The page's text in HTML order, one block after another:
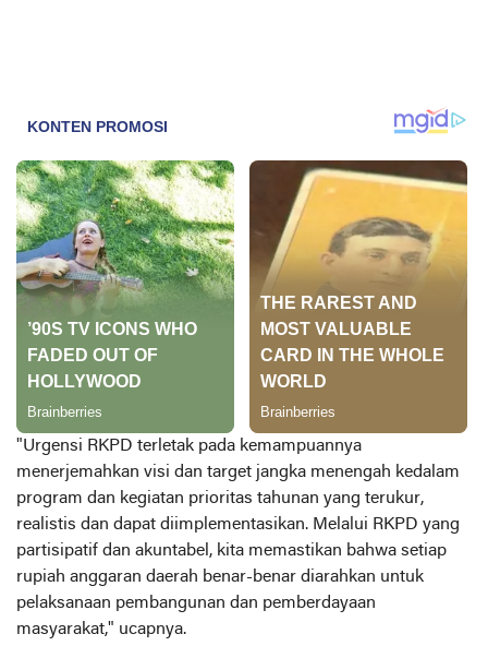
"Urgensi RKPD terletak pada kemampuannya
menerjemahkan visi dan target jangka menengah kedalam
program dan kegiatan prioritas tahunan yang terukur,
realistis dan dapat diimplementasikan. Melalui RKPD yang
partisipatif dan akuntabel, kita memastikan bahwa setiap
rupiah anggaran daerah benar-benar diarahkan untuk
pelaksanaan pembangunan dan pemberdayaan
masyarakat," ucapnya.